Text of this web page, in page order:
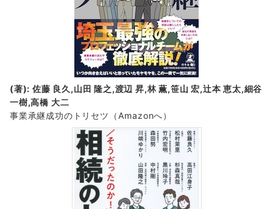
(著): 佐藤 良久,山田 隆之,渡辺 昇,林 薫,笹山 宏,辻本 恵太,細谷
一樹,高橋 大二
事業承継成功のトリセツ
（Amazonへ）